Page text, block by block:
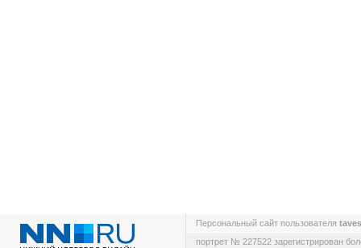
Персональный сайт пользователя
портрет № 227522 зарегистрирован